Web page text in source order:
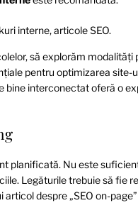
interne, articole SEO.
să explorăm
pentru optimizarea
bine interconectat oferă o
planificată. Nu este
Legăturile trebuie să fie
despre „SEO on-